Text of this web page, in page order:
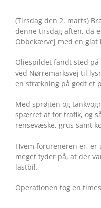
(Tirsdag den 2. marts)
denne tirsdag aften, da
Obbekærvej med en glat
Oliespildet fandt sted
ved Nørremarksvej til
en strækning på godt et
Med sprøjten og
spærret af for trafik, og
rensevæske, grus samt
Hvem forureneren er,
meget tyder på, at der
lastbil.
Operationen tog en